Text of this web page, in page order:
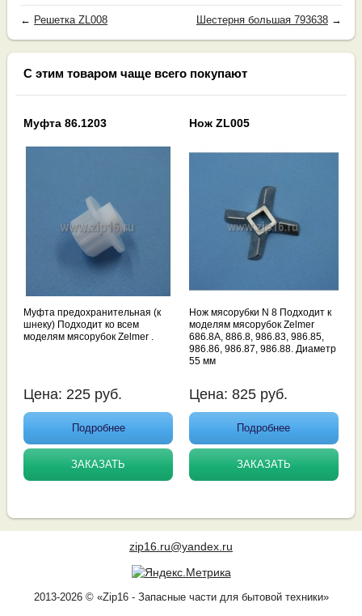
← Решетка ZL008 Шестерня большая 793638→
С этим товаром чаще всего покупают
Муфта 86.1203
Муфта предохранительная (к
шнеку) Подходит ко всем
моделям мясорубок Zelmer .
Цена: 225 руб.
Подробнее
ЗАКАЗАТЬ
Нож ZL005
Нож мясорубки N 8 Подходит к
моделям мясорубок Zelmer
686.8A, 886.8, 986.83, 986.85,
986.86, 986.87, 986.88. Диаметр
55 мм
Цена: 825 руб.
Подробнее
ЗАКАЗАТЬ
zip16.ru@yandex.ru
2013-2026 © «Zip16 - Запасные части для бытовой техники»